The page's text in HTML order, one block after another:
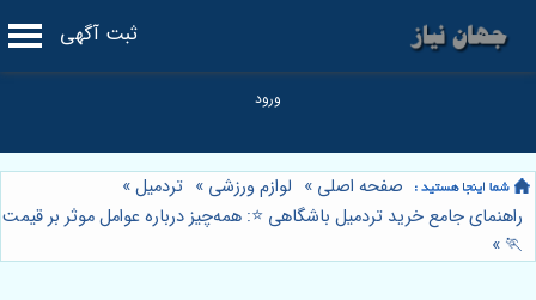
ثبت آگهی
صفحه اصلی » لوازم ورزشی » تردمیل»
راهنمای جامع خرید تردمیل باشگاهی ⭐️: همه‌چیز درباره عوامل موثر بر قیمت
🏃
»